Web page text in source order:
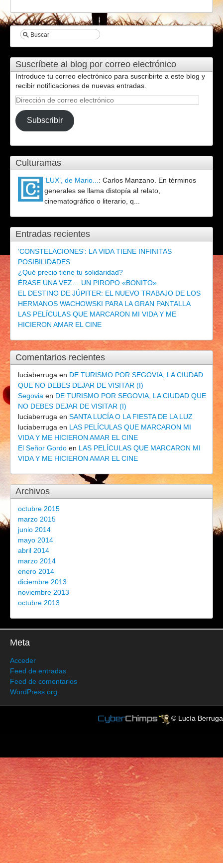
Suscríbete al blog por correo electrónico
Introduce tu correo electrónico para suscribirte a este blog y
recibir notificaciones de nuevas entradas.
Dirección
correo
electrónico
Subscribir
Culturamas
‘LUX’, de Mario... : Carlos Manzano. En términos
generales se llama distopía al relato,
cinematográfico o literario, q...
Entradas recientes
‘CONSTELACIONES’: LA VIDA TIENE INFINITAS
POSIBILIDADES
¿Qué precio tiene tu solidaridad?
ÉRASE UNA VEZ… UN PIROPO «BONITO»
EL DESTINO DE JÚPITER: EL NUEVO TRABAJO DE LOS
HERMANOS WACHOWSKI PARA LA GRAN PANTALLA
LAS PELÍCULAS QUE MARCARON MI VIDA Y ME
HICIERON AMAR EL CINE
Comentarios recientes
luciaberruga en DE TURISMO POR SEGOVIA, LA CIUDAD
QUE NO DEBES DEJAR DE VISITAR (I)
Segovia en DE TURISMO POR SEGOVIA, LA CIUDAD QUE
NO DEBES DEJAR DE VISITAR (I)
luciaberruga en SANTA LUCÍA O LA FIESTA DE LA LUZ
luciaberruga en LAS PELÍCULAS QUE MARCARON MI
VIDA Y ME HICIERON AMAR EL CINE
El Señor Gordo en LAS PELÍCULAS QUE MARCARON MI
VIDA Y ME HICIERON AMAR EL CINE
Archivos
octubre 2015
marzo 2015
junio 2014
mayo 2014
abril 2014
marzo 2014
enero 2014
diciembre 2013
noviembre 2013
octubre 2013
Meta
Acceder
Feed de entradas
Feed de comentarios
WordPress.org
© Lucía Berruga